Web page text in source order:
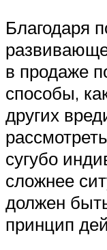
Благодаря
в продаже
способы,
других
сугубо
сложнее
должен
принцип